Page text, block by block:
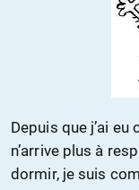
Depuis que j’ai
n’arrive plus à
dormir, je suis